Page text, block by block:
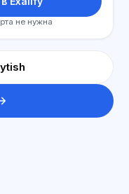
не нужна